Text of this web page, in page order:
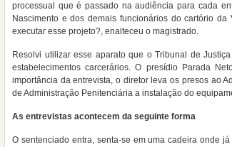
processual que é passado na audiência para cada
Nascimento e dos demais funcionários do cartório
executar esse projeto?, enalteceu o magistrado.
Resolvi utilizar esse aparato que o Tribunal de
estabelecimentos carcerários. O presídio Parada
importância da entrevista, o diretor leva os presos ao
de Administração Penitenciária a instalação do
As entrevistas acontecem da seguinte forma
O sentenciado entra, senta-se em uma cadeira onde